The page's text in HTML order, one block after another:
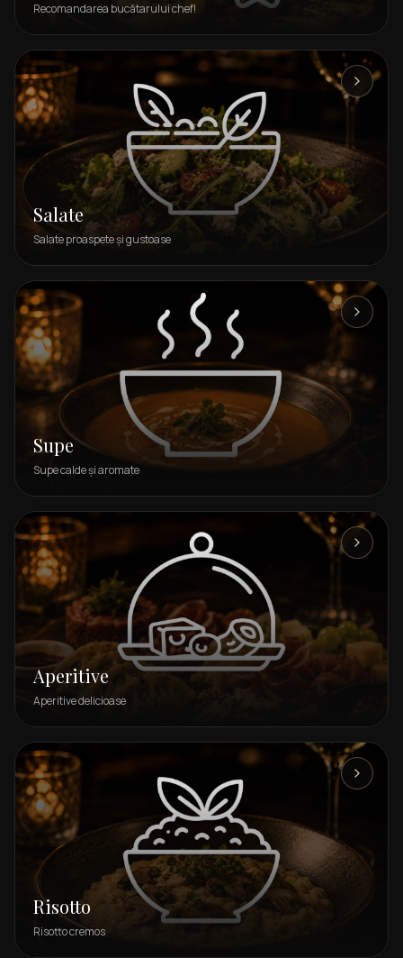
Recomandarea bucătarului chef!
Salate
Salate proaspete și gustoase
Supe
Supe calde și aromate
Aperitive
Aperitive delicioase
Risotto
Risotto cremos